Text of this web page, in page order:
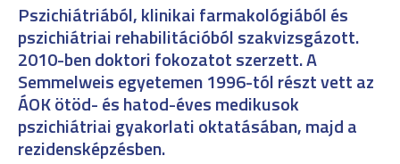
Pszichiátriából, klinikai farmakológiából és
pszichiátriai rehabilitációból szakvizsgázott.
2010-ben doktori fokozatot szerzett. A
Semmelweis egyetemen 1996-tól részt vett az
ÁOK ötöd- és hatod-éves medikusok
pszichiátriai gyakorlati oktatásában, majd a
rezidensképzésben.